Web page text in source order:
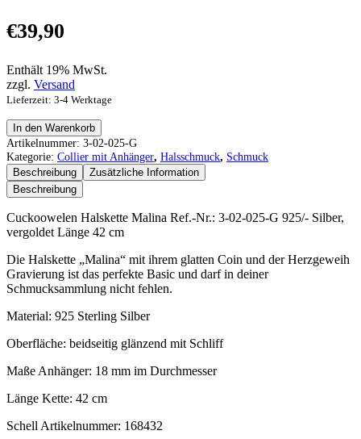
€39,90
Enthält 19% MwSt.
zzgl. Versand
Lieferzeit: 3-4 Werktage
Cuckoowelen
Halskette
Malina
Menge
In den Warenkorb
Artikelnummer: 3-02-025-G
Kategorie: Collier mit Anhänger, Halsschmuck, Schmuck
Beschreibung
Zusätzliche Information
Beschreibung
Cuckoowelen Halskette Malina Ref.-Nr.: 3-02-025-G 925/- Silber,
vergoldet Länge 42 cm
Die Halskette „Malina“ mit ihrem glatten Coin und der Herzgeweih
Gravierung ist das perfekte Basic und darf in deiner
Schmucksammlung nicht fehlen.
Material: 925 Sterling Silber
Oberfläche: beidseitig glänzend mit Schliff
Maße Anhänger: 18 mm im Durchmesser
Länge Kette: 42 cm
Schell Artikelnummer: 168432